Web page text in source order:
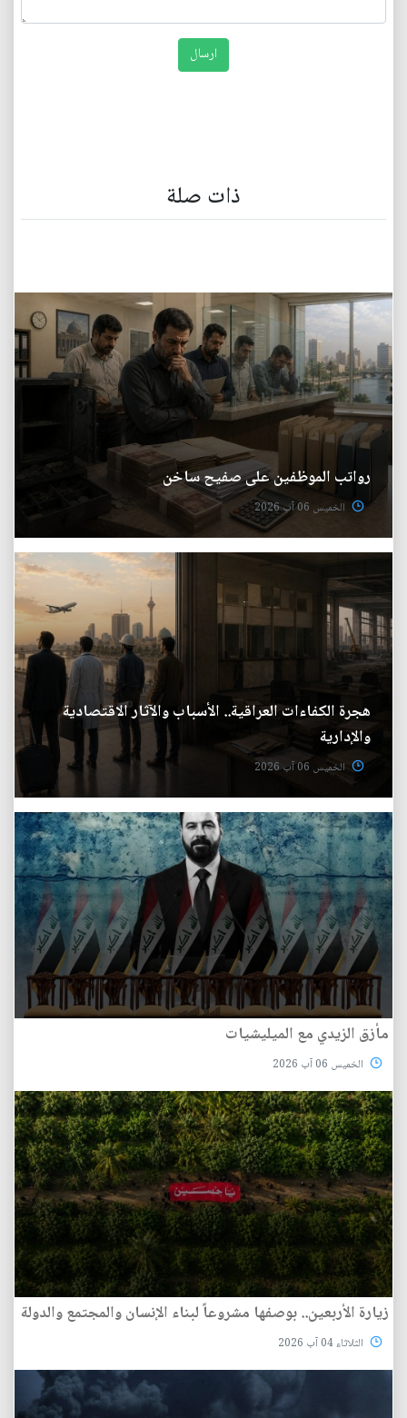
ذات صلة
رواتب الموظفين على صفيح ساخن
الخميس 06 آب 2026
هجرة الكفاءات العراقية.. الأسباب والآثار الاقتصادية
والإدارية
الخميس 06 آب 2026
مأزق الزيدي مع الميليشيات
الخميس 06 آب 2026
زيارة الأربعين.. بوصفها مشروعاً لبناء الإنسان والمجتمع والدولة
الثلاثاء 04 آب 2026